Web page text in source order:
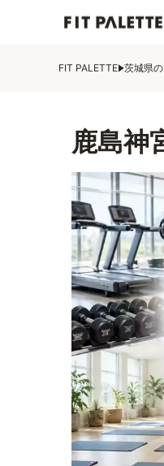
FIT PALETTE 茨城県
鹿島神